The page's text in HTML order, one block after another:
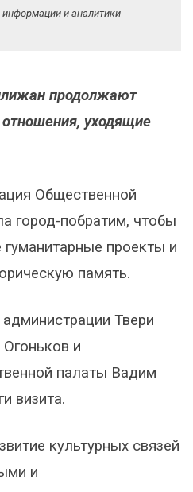
и аналитики
продолжают
уходящие
Общественной
город-побратим, чтобы
проекты и
память.
Твери
Огоньков и
палаты Вадим
визита.
культурных связей
и